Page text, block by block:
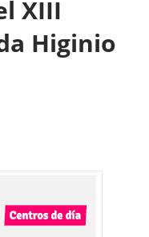
XIII
Higinio